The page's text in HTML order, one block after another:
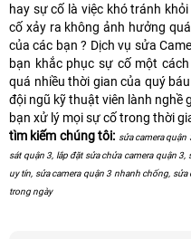
hay sự cố là việc khó tránh
cố xảy ra không ảnh hưởng
của các bạn ? Dịch vụ sửa
bạn khắc phục sự cố một
quá nhiều thời gian của quý
đội ngũ kỹ thuật viên lành nghề
bạn xử lý mọi sự cố trong thời
tìm kiếm chúng tôi: sửa camera quận
sát quận 3, lắp đặt sửa chửa camera quận 3,
uy tín, sửa camera quận 3 nhanh chống,
trong ngày